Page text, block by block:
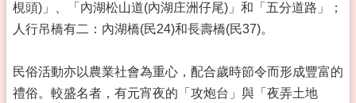
梘頭)」、「內湖松山道(內湖庄洲仔尾)」和「五分道路」；
人行吊橋有二：內湖橋(民24)和長壽橋(民37)。
民俗活動亦以農業社會為重心，配合歲時節令而形成豐富的
禮俗。較盛名者，有元宵夜的「攻炮台」與「夜弄土地